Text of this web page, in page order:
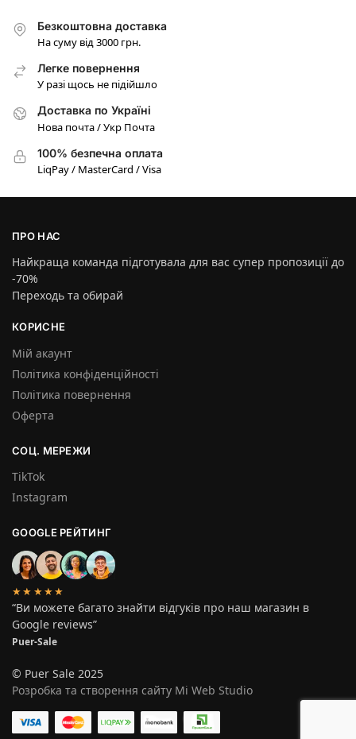
Безкоштовна доставка
На суму від 3000 грн.
Легке повернення
У разі щось не підійшло
Доставка по Україні
Нова почта / Укр Почта
100% безпечна оплата
LiqPay / MasterCard / Visa
ПРО НАС
Найкраща команда підготувала для вас супер пропозиції до
-70%
Переходь та обирай
КОРИСНЕ
Мій акаунт
Політика конфіденційності
Політика повернення
Оферта
СОЦ. МЕРЕЖИ
TikTok
Instagram
GOOGLE РЕЙТИНГ
★★★★★
“Ви можете багато знайти відгуків про наш магазин в
Google reviews”
Puer-Sale
© Puer Sale 2025
Розробка та створення сайту Mi Web Studio